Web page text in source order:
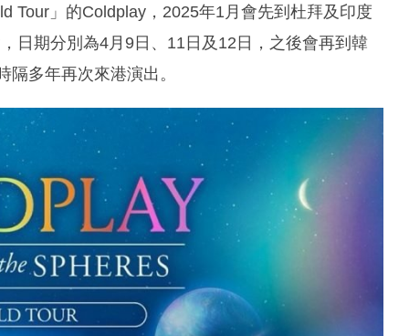
Tour」的Coldplay，2025年1月會先到杜拜及印度
日期分別為4月9日、11日及12日，之後會再到韓
多年再次來港演出。